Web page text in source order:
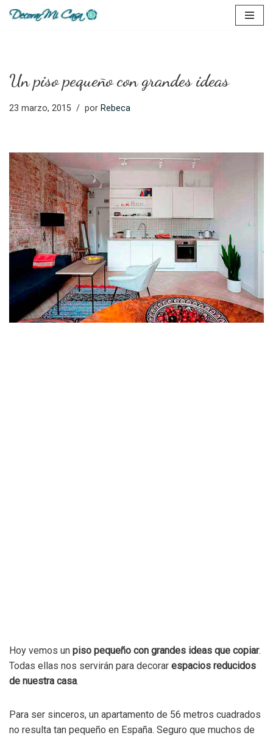
Un piso pequeño con grandes ideas
23 marzo, 2015 por Rebeca
Hoy vemos un piso pequeño con grandes ideas que copiar.
Todas ellas nos servirán para decorar espacios reducidos
de nuestra casa.
Para ser sinceros, un apartamento de 56 metros cuadrados
no resulta tan pequeño en España. Seguro que muchos de